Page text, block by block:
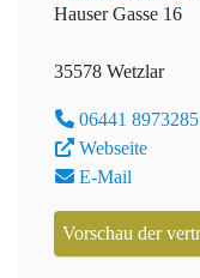
Hauser Gasse 16
35578 Wetzlar
06441 8973285
Webseite
E-Mail
Vorschau der